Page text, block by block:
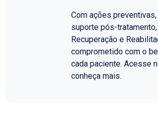
Com ações
suporte pós-
Recuperação e
comprometido com o
cada paciente. Acesse
conheça mais.